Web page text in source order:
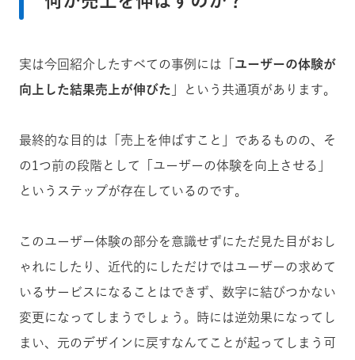
実は今回紹介したすべての事例には「 ユーザーの体験が
向上した結果売上が伸びた
」という共通項があります。
最終的な目的は「売上を伸ばすこと」であるものの、そ
の1つ前の段階として「ユーザーの体験を向上させる」
というステップが存在しているのです。
このユーザー体験の部分を意識せずにただ見た目がおし
ゃれにしたり、近代的にしただけではユーザーの求めて
いるサービスになることはできず、数字に結びつかない
変更になってしまうでしょう。時には逆効果になってし
まい、元のデザインに戻すなんてことが起ってしまう可